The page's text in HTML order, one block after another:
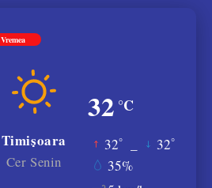
Vremea
32 °C
Timișoara
Cer Senin
32° 32°
35%